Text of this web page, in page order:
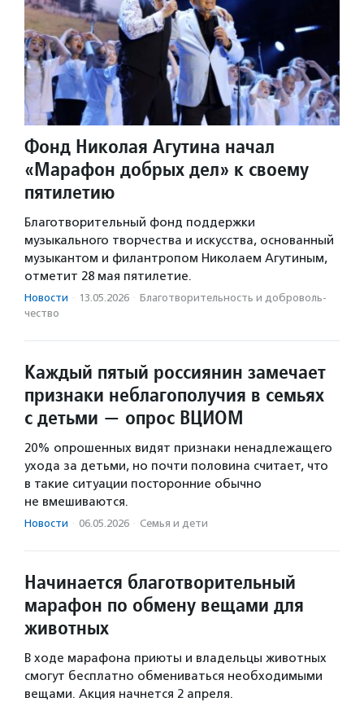
Фонд Николая Агутина начал
«Марафон добрых дел» к своему
пятилетию
Благотворительный фонд поддержки
музыкального творчества и искусства, основанный
музыкантом и филантропом Николаем Агутиным,
отметит 28 мая пятилетие.
Новости · 13.05.2026 · Благотвори­тель­ность и доброволь­
чест­во
Каждый пятый россиянин замечает
признаки неблагополучия в семьях
с детьми — опрос ВЦИОМ
20% опрошенных видят признаки ненадлежащего
ухода за детьми, но почти половина считает, что
в такие ситуации посторонние обычно
не вмешиваются.
Новости · 06.05.2026 · Семья и дети
Начинается благотворительный
марафон по обмену вещами для
животных
В ходе марафона приюты и владельцы животных
смогут бесплатно обмениваться необходимыми
вещами. Акция начнется 2 апреля.